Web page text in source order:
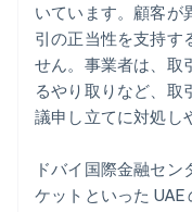
いています。顧客が
引の正当性を支持す
せん。事業者は、取
るやり取りなど、取
議申し立てに対処し
ドバイ国際金融セ
ケットといった